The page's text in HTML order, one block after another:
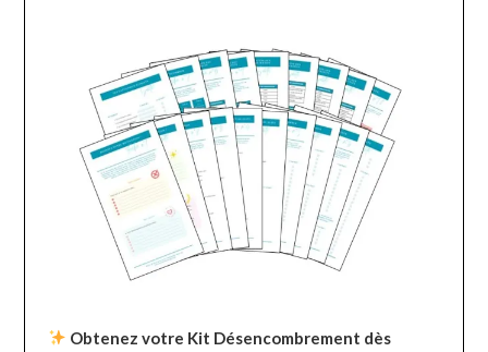
Obtenez votre Kit Désencombrement dès